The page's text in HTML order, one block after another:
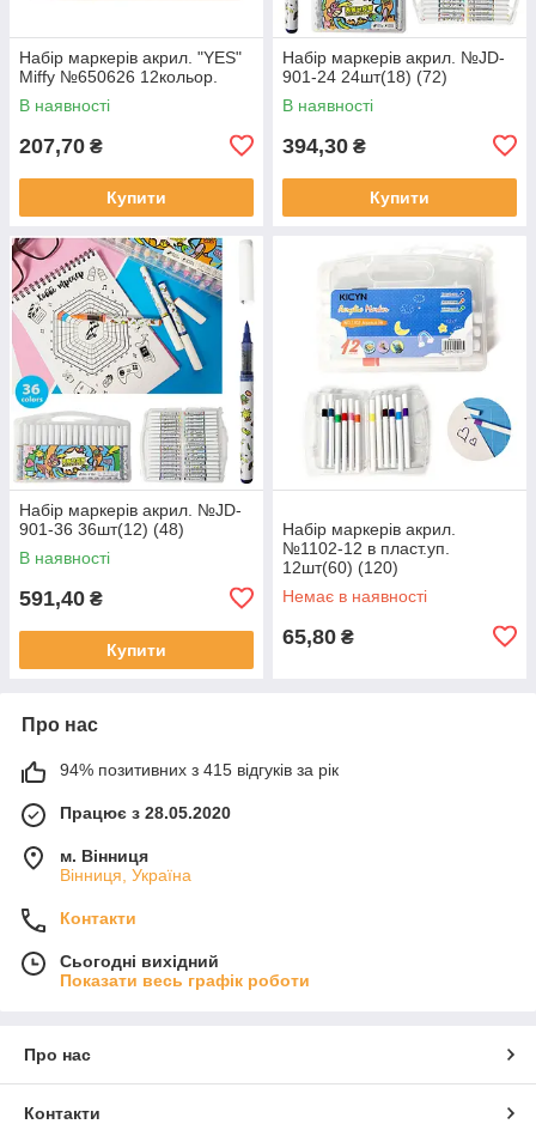
Набір маркерів акрил. "YES"
Miffy №650626 12кольор.
В наявності
207,70 ₴
Купити
Набір маркерів акрил. №JD-
901-24 24шт(18) (72)
В наявності
394,30 ₴
Купити
Набір маркерів акрил. №JD-
901-36 36шт(12) (48)
В наявності
591,40 ₴
Купити
Набір маркерів акрил.
№1102-12 в пласт.уп.
12шт(60) (120)
Немає в наявності
65,80 ₴
Про нас
94% позитивних з 415 відгуків за рік
Працює з 28.05.2020
м. Вінниця
Вінниця, Україна
Контакти
Сьогодні вихідний
Показати весь графік роботи
Про нас
Контакти